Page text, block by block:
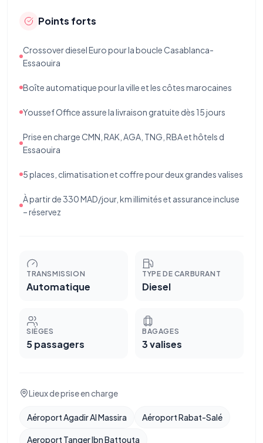
Points forts
Crossover diesel Euro pour la boucle Casablanca-
Essaouira
Boîte automatique pour la ville et les côtes marocaines
Youssef Office assure la livraison gratuite dès 15 jours
Prise en charge CMN, RAK, AGA, TNG, RBA et hôtels d
Essaouira
5 places, climatisation et coffre pour deux grandes valises
À partir de 330 MAD/jour, km illimités et assurance incluse
– réservez
TRANSMISSION
Automatique
TYPE DE CARBURANT
Diesel
SIÈGES
5 passagers
BAGAGES
3 valises
Lieux de prise en charge
Aéroport Agadir Al Massira Aéroport Rabat-Salé
Aeroport Tanger Ibn Battouta